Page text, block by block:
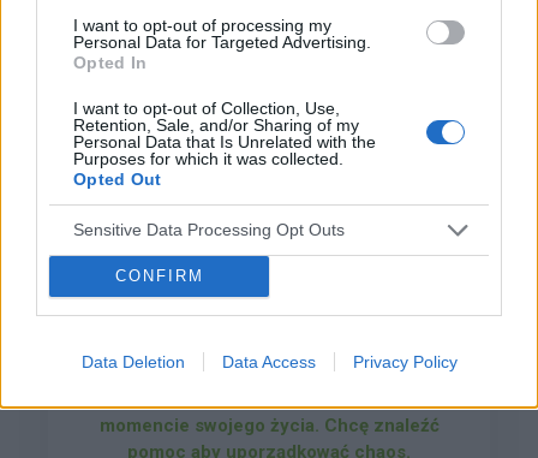
I want to opt-out of processing my
Personal Data for Targeted Advertising.
Opted In
I want to opt-out of Collection, Use,
Retention, Sale, and/or Sharing of my
Personal Data that Is Unrelated with the
Purposes for which it was collected.
Opted Out
Sensitive Data Processing Opt Outs
CONFIRM
Data Deletion Data Access Privacy Policy
szpitala , bo bardzo boimy się , żeby jej tam nie
zepsuli, ale chyba nie ma wyjścia.. BARDZO WAS
warta uwagi .... Jestem z kuj-pom, ale już nie ma
znaczenia gdzie ,byleby pomogli córce..
Depresja, nerwic, zaburzenie lękowe i ptsd -
do kogo o pomoc?
Dzień dobry, Jakie są rekomendacje leczenia dla
osoby, która ma: depresję, nerwice, zaburzenia
Forum:Depresja
momencie swojego życia. Chcę znaleźć
pomoc aby uporządkować chaos.